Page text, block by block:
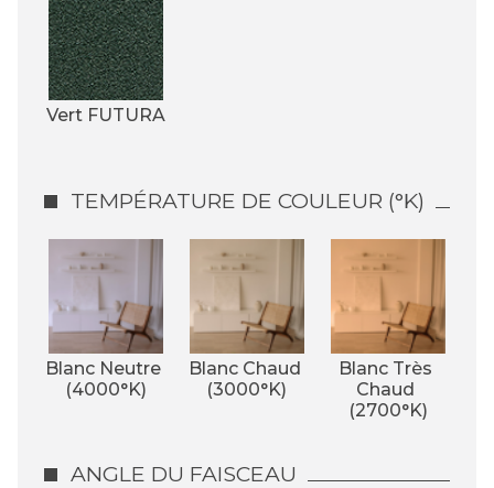
Vert FUTURA
TEMPÉRATURE DE COULEUR (°K)
Blanc Neutre
(4000°K)
Blanc Chaud
(3000°K)
Blanc Très
Chaud
(2700°K)
ANGLE DU FAISCEAU